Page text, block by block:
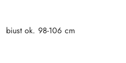
biust ok. 98-106 cm